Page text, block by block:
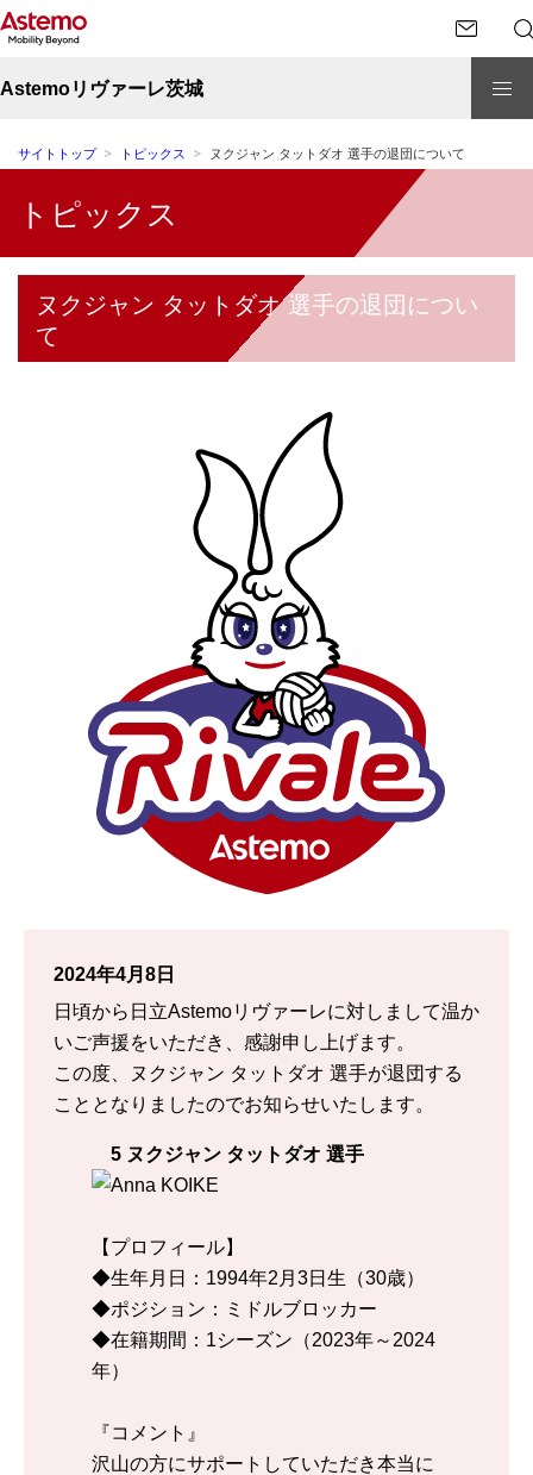
Astemoリヴァーレ茨城
サイトトップ トピックス ヌクジャン タットダオ 選手の退団について
トピックス
ヌクジャン タットダオ 選手の退団につい
て
2024年4月8日
日頃から日立Astemoリヴァーレに対しまして温か
いご声援をいただき、感謝申し上げます。
この度、ヌクジャン タットダオ 選手が退団する
こととなりましたのでお知らせいたします。
5 ヌクジャン タットダオ 選手
【プロフィール】
◆生年月日：1994年2月3日生（30歳）
◆ポジション：ミドルブロッカー
◆在籍期間：1シーズン（2023年～2024
年）
『コメント』
沢山の方にサポートしていただき本当に